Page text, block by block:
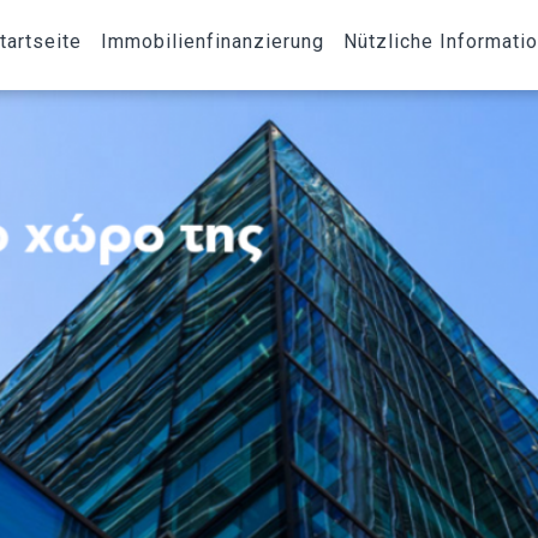
Immobilienfinanzierung Nützliche